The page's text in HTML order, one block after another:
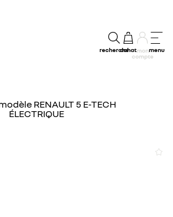
rechercheachatmon
compte
menu
RENAULT 5 E-TECH
ÉLECTRIQUE